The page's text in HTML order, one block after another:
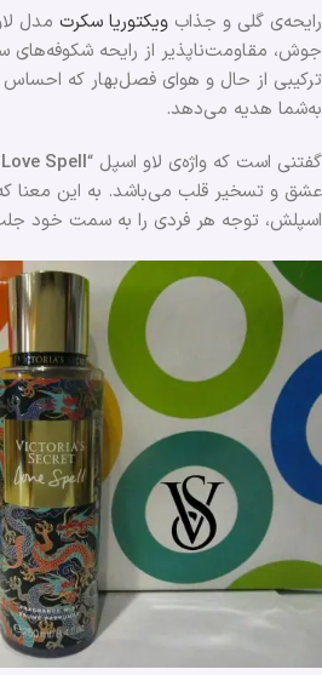
رایحه‌ی گلی و جذاب ویکتوریا سکرت مدل
جوش، مقاومت‌ناپذیر از رایحه شکوفه‌های
ترکیبی از حال و هوای فصل‌بهار که احساس
به‌شما هدیه می‌دهد.
گفتنی است که واژه‌ی لاو اسپل “Love Spell
عشق و تسخیر قلب می‌باشد. به این معنا که
اسپلش، توجه هر فردی را به سمت خود